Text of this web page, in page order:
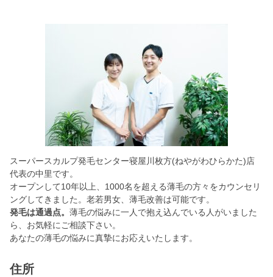
スーパースカルプ発毛センター寝屋川枚方(ねやがわひらかた)店
代表の中里です。
オープンして10年以上、1000名を超える薄毛の方々をカウンセリ
ングしてきました。老若男女、薄毛改善は可能です。
発毛は通過点。薄毛の悩みに一人で抱え込んでいる人がいました
ら、お気軽にご相談下さい。
あなたの薄毛の悩みに真摯にお応えいたします。
住所